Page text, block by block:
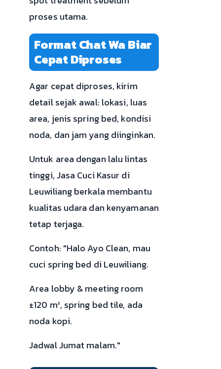
proses utama.
Format Chat Wa Biar
Cepat Diproses
Agar cepat diproses, kirim
detail sejak awal: lokasi, luas
area, jenis spring bed, kondisi
noda, dan jam yang diinginkan.
Untuk area dengan lalu lintas
tinggi, Jasa Cuci Kasur di
Leuwiliang berkala membantu
kualitas udara dan kenyamanan
tetap terjaga.
Contoh: "Halo Ayo Clean, mau
cuci spring bed di Leuwiliang.
Area lobby & meeting room
±120 m², spring bed tile, ada
noda kopi.
Jadwal Jumat malam."